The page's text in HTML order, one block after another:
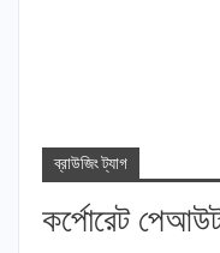
ব্রাউজিং ট্যাগ
কর্পোরেট